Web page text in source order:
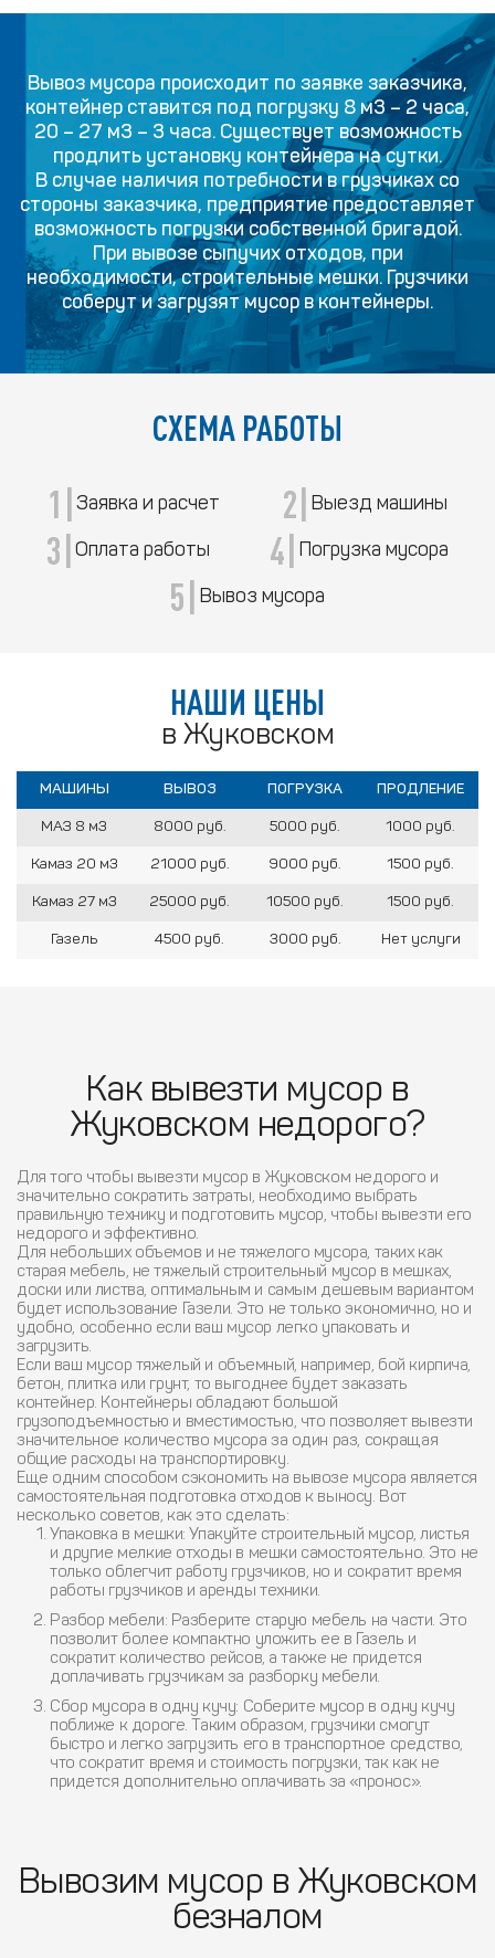
Вывоз мусора происходит по заявке заказчика,
контейнер ставится под погрузку 8 м3 – 2 часа,
20 – 27 м3 – 3 часа. Существует возможность
продлить установку контейнера на сутки.
В случае наличия потребности в грузчиках со
стороны заказчика, предприятие предоставляет
возможность погрузки собственной бригадой.
При вывозе сыпучих отходов, при
необходимости, строительные мешки. Грузчики
соберут и загрузят мусор в контейнеры.
СХЕМА РАБОТЫ
1| Заявка и расчет 2| Выезд машины
3| Оплата работы 4| Погрузка мусора
5| Вывоз мусора
НАШИ ЦЕНЫ
в Жуковском
МАШИНЫ ВЫВОЗ ПОГРУЗКА ПРОДЛЕНИЕ
МАЗ 8 м3 8000 руб. 5000 руб. 1000 руб.
Камаз 20 м3 21000 руб. 9000 руб. 1500 руб.
Камаз 27 м3 25000 руб. 10500 руб. 1500 руб.
Газель 4500 руб. 3000 руб. Нет услуги
Как вывезти мусор в
Жуковском недорого?
Для того чтобы вывезти мусор в Жуковском недорого и
значительно сократить затраты, необходимо выбрать
правильную технику и подготовить мусор, чтобы вывезти его
недорого и эффективно.
Для небольших объемов и не тяжелого мусора, таких как
старая мебель, не тяжелый строительный мусор в мешках,
доски или листва, оптимальным и самым дешевым вариантом
будет использование Газели. Это не только экономично, но и
удобно, особенно если ваш мусор легко упаковать и
загрузить.
Если ваш мусор тяжелый и объемный, например, бой кирпича,
бетон, плитка или грунт, то выгоднее будет заказать
контейнер. Контейнеры обладают большой
грузоподъемностью и вместимостью, что позволяет вывезти
значительное количество мусора за один раз, сокращая
общие расходы на транспортировку.
Еще одним способом сэкономить на вывозе мусора является
самостоятельная подготовка отходов к выносу. Вот
несколько советов, как это сделать:
Упаковка в мешки: Упакуйте строительный мусор, листья
и другие мелкие отходы в мешки самостоятельно. Это не
только облегчит работу грузчиков, но и сократит время
работы грузчиков и аренды техники.
Разбор мебели: Разберите старую мебель на части. Это
позволит более компактно уложить ее в Газель и
сократит количество рейсов, а также не придется
доплачивать грузчикам за разборку мебели.
Сбор мусора в одну кучу: Соберите мусор в одну кучу
поближе к дороге. Таким образом, грузчики смогут
быстро и легко загрузить его в транспортное средство,
что сократит время и стоимость погрузки, так как не
придется дополнительно оплачивать за «пронос».
Вывозим мусор в Жуковском
безналом